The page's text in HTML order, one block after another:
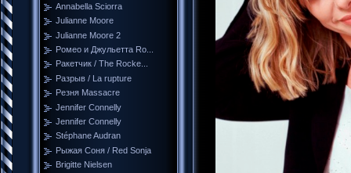
Annabella Sciorra
Julianne Moore
Julianne Moore 2
Ромео и Джульетта Ro...
Ракетчик / The Rocke...
Разрыв / La rupture
Резня Massacre
Jennifer Connelly
Jennifer Connelly
Stéphane Audran
Рыжая Соня / Red Sonja
Brigitte Nielsen